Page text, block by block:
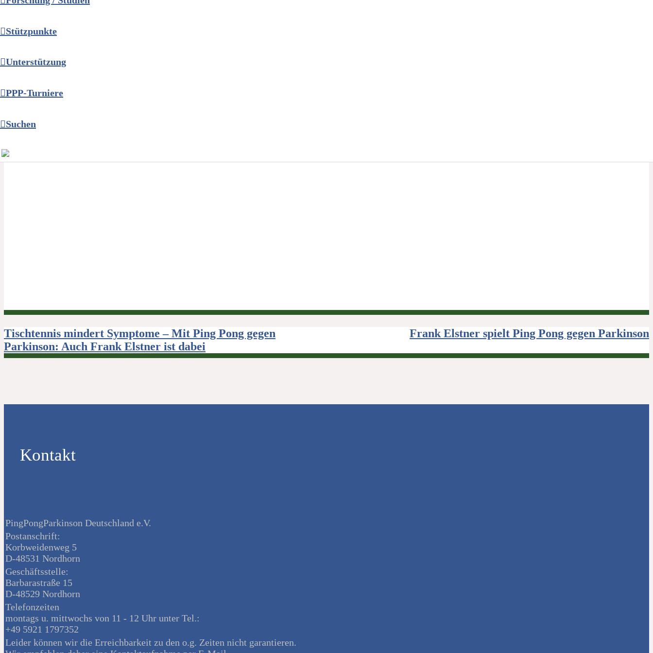
Stützpunkte
Unterstützung
PPP-Turniere
Suchen
Beitragsnavigation
Tischtennis mindert Symptome – Mit Ping Pong gegen
Parkinson: Auch Frank Elstner ist dabei
Frank Elstner spielt Ping Pong gegen Parkinson
Kontakt
PingPongParkinson Deutschland e.V.
Postanschrift:
Korbweidenweg 5
D-48531 Nordhorn
Geschäftsstelle:
Barbarastraße 15
D-48529 Nordhorn
Telefonzeiten
montags u. mittwochs von 11 - 12 Uhr unter Tel.:
+49 5921 1797352
Leider können wir die Erreichbarkeit zu den o.g. Zeiten nicht garantieren.